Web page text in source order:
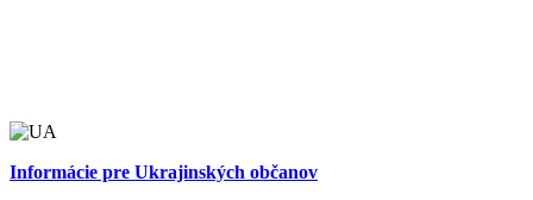
Informácie pre Ukrajinských občanov